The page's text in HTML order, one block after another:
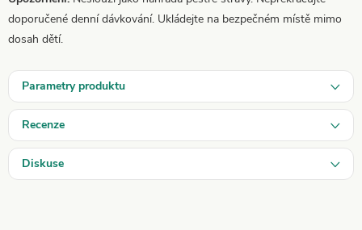
doporučené denní dávkování. Ukládejte na bezpečném místě mimo
dosah dětí.
Parametry produktu
Recenze
Diskuse